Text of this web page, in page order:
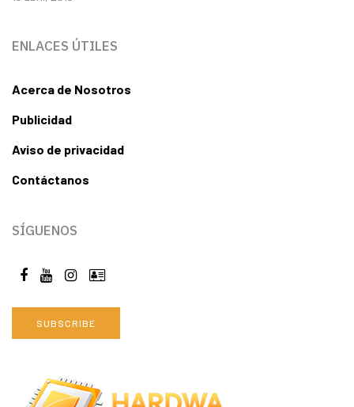
ENLACES ÚTILES
Acerca de Nosotros
Publicidad
Aviso de privacidad
Contáctanos
SÍGUENOS
SUBSCRIBE